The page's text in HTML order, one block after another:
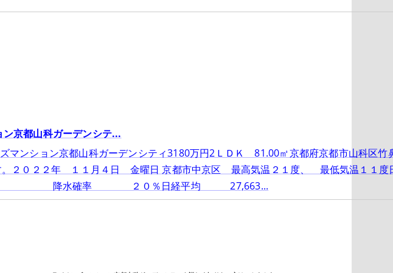
ン京都山科ガーデンシテ...
マンション京都山科ガーデンシティ3180万円2ＬＤＫ 81.00㎡京都府京都市山科区竹
。２０２２年 １１月４日 金曜日 京都市中京区 最高気温２１度、 最低気温１１
雨 降水確率 ２０％日経平均 27,663...